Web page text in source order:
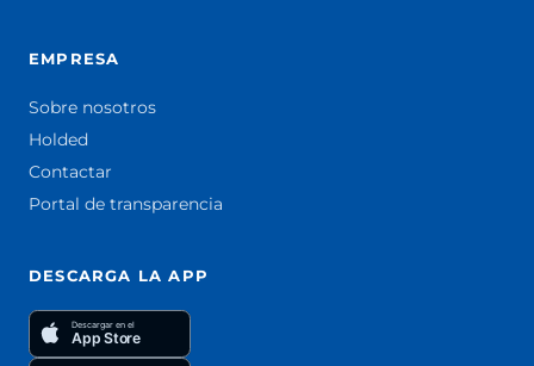
EMPRESA
Sobre nosotros
Holded
Contactar
Portal de transparencia
DESCARGA LA APP
Descargar en el
App Store